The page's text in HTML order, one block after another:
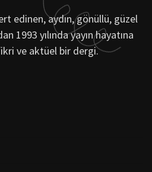
edinen, aydın, gönüllü, güzel
1993 yılında yayın hayatına
ve aktüel bir dergi.